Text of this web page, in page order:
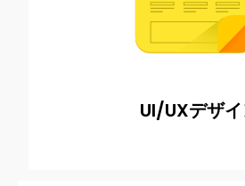
UI/UXデザ
当社の礎となっている​ 取